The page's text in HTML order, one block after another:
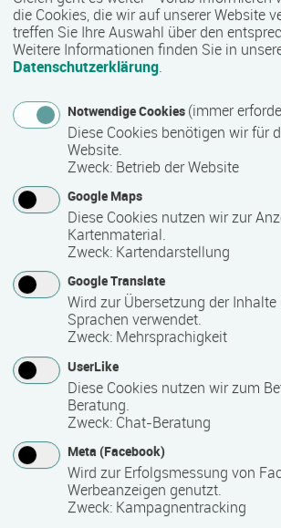
Bemerkungen zum Termin
Dieser Kurs startet in einem
2 Tage in Vollzeit.
Mindest­teilnehmer­anzahl
Maximale Teilnehmerzahl
Teilnahmegebühr
Bis zu 100 % Förderung möglich - unsere
Sie gerne zu Ihren individuellen
Hinweis des Datenbankbetreibers: Bitte
Anbieter eventuell auftretende
die Cookies, die wir auf unserer Website
treffen Sie Ihre Auswahl über den
Weitere Informationen finden Sie in
Datenschutzerklärung.
Notwendige Cookies (immer
Diese Cookies benötigen wir für
Website.
Zweck: Betrieb der Website
Google Maps
Diese Cookies nutzen wir zur
Kartenmaterial.
Zweck: Kartendarstellung
Google Translate
Wird zur Übersetzung der Inhalte
Sprachen verwendet.
Zweck: Mehrsprachigkeit
UserLike
Diese Cookies nutzen wir zum
Beratung.
Zweck: Chat-Beratung
Meta (Facebook)
Wird zur Erfolgsmessung von
Werbeanzeigen genutzt.
Zweck: Kampagnentracking